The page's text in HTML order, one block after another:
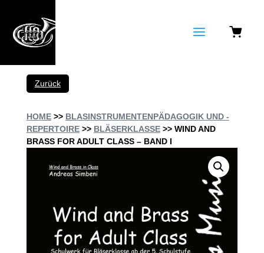
a
Zurück
HOME>> BLASINSTRUMENTENPÄDAGOGIK UND -
REPERTOIRE>> BLÄSERKLASSE>> WIND AND
BRASS FOR ADULT CLASS – BAND I